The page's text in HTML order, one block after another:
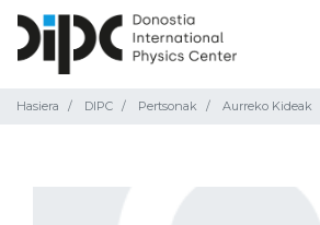
Hasiera DIPC Pertsonak Aurreko Kideak